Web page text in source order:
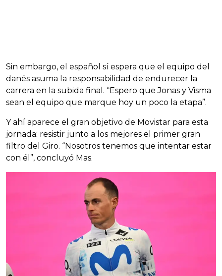
Sin embargo, el español sí espera que el equipo del
danés asuma la responsabilidad de endurecer la
carrera en la subida final. “Espero que Jonas y Visma
sean el equipo que marque hoy un poco la etapa”.
Y ahí aparece el gran objetivo de Movistar para esta
jornada: resistir junto a los mejores el primer gran
filtro del Giro. “Nosotros tenemos que intentar estar
con él”, concluyó Mas.